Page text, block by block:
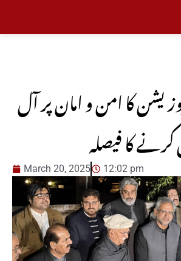
کا امن و امان پر آل
کرنے کا فیصلہ
March 20, 2025 12:02 pm